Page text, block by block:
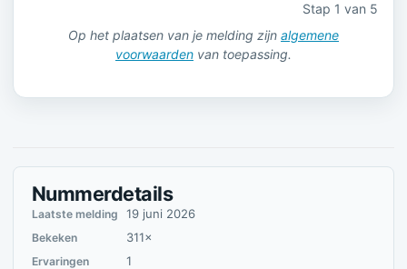
Stap 1 van 5
Op het plaatsen van je melding zijn algemene
voorwaarden van toepassing.
Nummerdetails
Laatste melding 19 juni 2026
Bekeken 311×
Ervaringen 1